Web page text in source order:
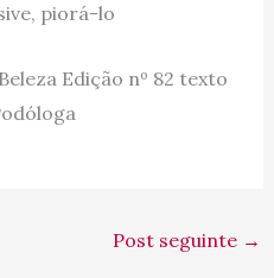
piorá-lo
Edição nº 82 texto
Post seguinte →